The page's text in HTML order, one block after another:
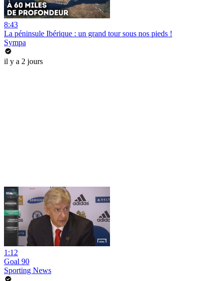
8:43
La péninsule Ibérique : un grand tour sous nos pieds !
Sympa
il y a 2 jours
1:12
Goal 90
Sporting News